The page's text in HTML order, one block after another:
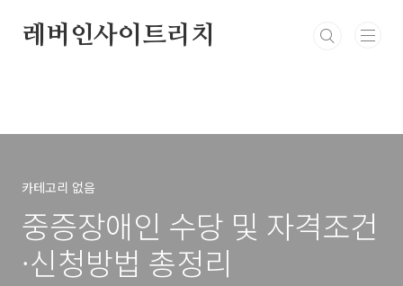
레버인사이트리치
카테고리 없음
중증장애인 수당 및 자격조건
·신청방법 총정리